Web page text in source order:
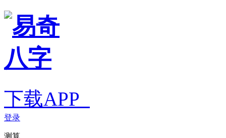
下载APP
登录
测算